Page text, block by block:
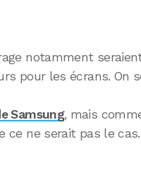
notamment
pour les écrans. On
Samsung, mais
ce ne serait pas le cas.